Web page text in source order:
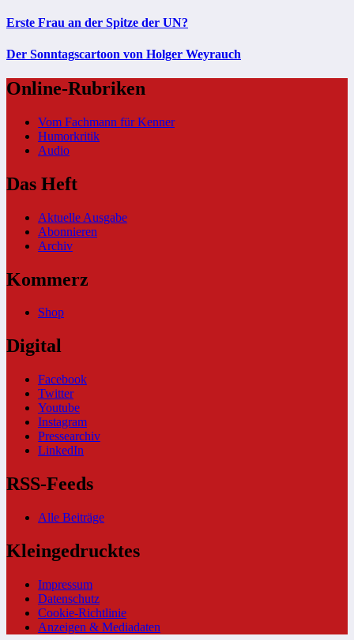
Erste Frau an der Spitze der UN?
Der Sonntagscartoon von Holger Weyrauch
Online-Rubriken
Vom Fachmann für Kenner
Humorkritik
Audio
Das Heft
Aktuelle Ausgabe
Abonnieren
Archiv
Kommerz
Shop
Digital
Facebook
Twitter
Youtube
Instagram
Pressearchiv
LinkedIn
RSS-Feeds
Alle Beiträge
Kleingedrucktes
Impressum
Datenschutz
Cookie-Richtlinie
Anzeigen & Mediadaten